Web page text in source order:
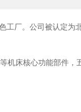
工厂。公司被认定为
床核心功能部件，